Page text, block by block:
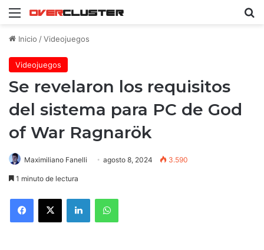
Menú
Inicio /Videojuegos
Videojuegos
Se revelaron los requisitos
del sistema para PC de God
of War Ragnarök
Maximiliano Fanelli agosto 8, 2024 3.590
1 minuto de lectura
Facebook
X LinkedInWhatsApp